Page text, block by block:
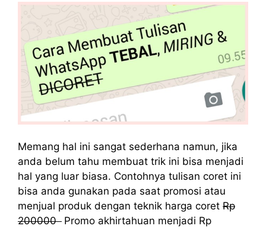
Memang hal ini sangat sederhana namun, jika
anda belum tahu membuat trik ini bisa menjadi
hal yang luar biasa. Contohnya tulisan coret ini
bisa anda gunakan pada saat promosi atau
menjual produk dengan teknik harga coret Rp
200000 Promo akhirtahuan menjadi Rp